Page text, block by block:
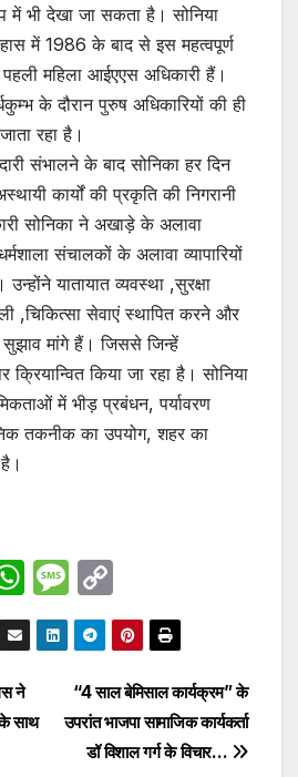
में भी देखा जा सकता है। सोनिया
में 1986 के बाद से इस महत्वपूर्ण
पहली महिला आईएएस अधिकारी हैं।
के दौरान पुरुष अधिकारियों की ही
रहा है।
संभालने के बाद सोनिका हर दिन
कार्यों की प्रकृति की निगरानी
सोनिका ने अखाड़े के अलावा
संचालकों के अलावा व्यापारियों
यातायात व्यवस्था ,सुरक्षा
,चिकित्सा सेवाएं स्थापित करने और
मांगे हैं। जिससे जिन्हें
किया जा रहा है। सोनिया
में भीड़ प्रबंधन, पर्यावरण
तकनीक का उपयोग, शहर का
W
h
at
s
A
M
e
s
s
a
g
o
p
y
Li
n
“4 साल बेमिसाल कार्यक्रम” के
उपरांत भाजपा सामाजिक कार्यकर्ता
डॉ विशाल गर्ग के विचार…
ने
साथ